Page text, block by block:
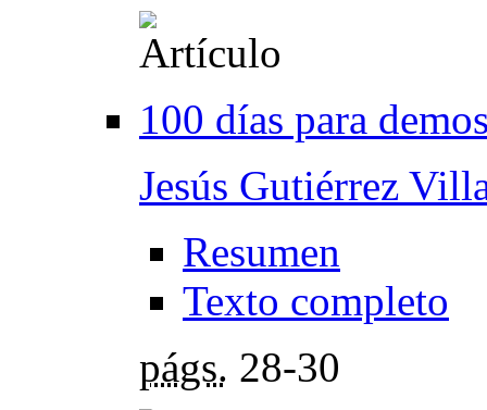
100 días para
Jesús Gutiérrez
Resumen
Texto completo
págs. 28-30